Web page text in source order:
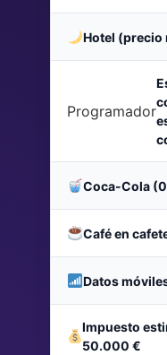
Hotel (precio
Programador
Coca-Cola
Café en
Datos
Impuesto
50.000 €